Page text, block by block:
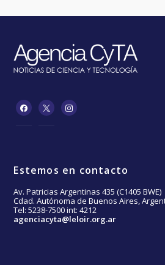
Estemos en contacto
Av. Patricias Argentinas 435 (C1405 BWE)
Cdad. Autónoma de Buenos Aires,
Tel: 5238-7500 int: 4212
agenciacyta@leloir.org.ar